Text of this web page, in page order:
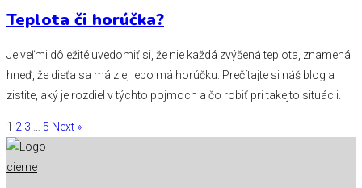
Teplota či horúčka?
Je veľmi dôležité uvedomiť si, že nie každá zvýšená teplota, znamená
hneď, že dieťa sa má zle, lebo má horúčku. Prečítajte si náš blog a
zistite, aký je rozdiel v týchto pojmoch a čo robiť pri takejto situácii.
1 2 3 5 Next »